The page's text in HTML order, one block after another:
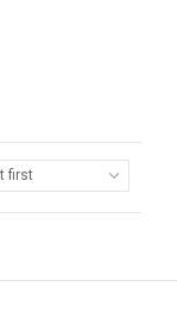
first